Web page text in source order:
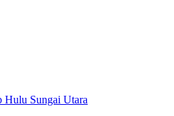
Hulu Sungai Utara